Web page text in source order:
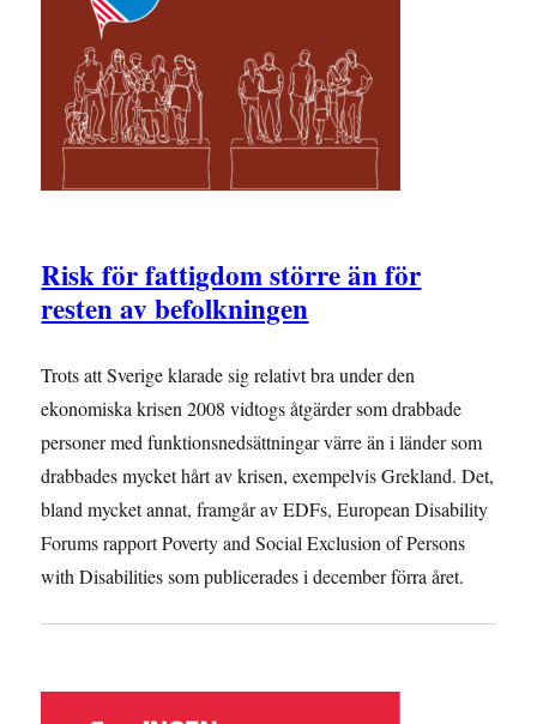
Risk för fattigdom större än för
resten av befolkningen
Trots att Sverige klarade sig relativt bra under den
ekonomiska krisen 2008 vidtogs åtgärder som drabbade
personer med funktionsnedsättningar värre än i länder som
drabbades mycket hårt av krisen, exempelvis Grekland. Det,
bland mycket annat, framgår av EDFs, European Disability
Forums rapport Poverty and Social Exclusion of Persons
with Disabilities som publicerades i december förra året.